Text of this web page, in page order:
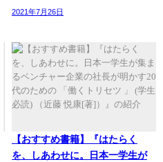
2021年7月26日
【おすすめ書籍】『はたらく
を、しあわせに。日本一学生が